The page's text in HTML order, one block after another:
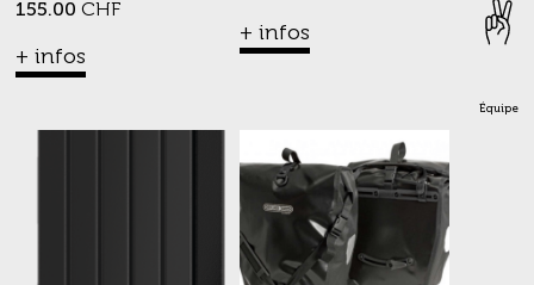
Équipe
155.00 CHF
+ infos
+ infos